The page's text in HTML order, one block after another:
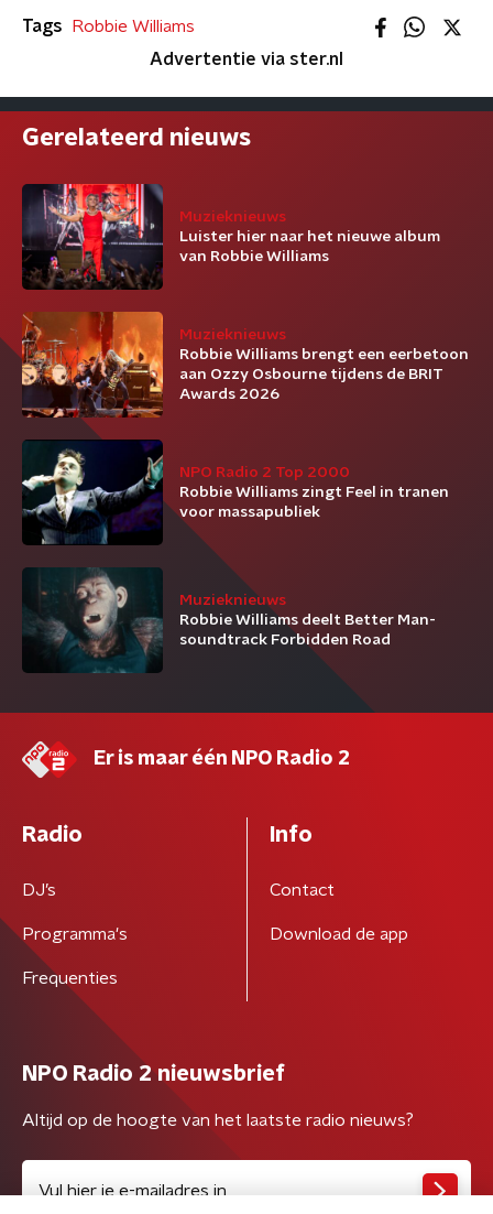
Tags
Robbie Williams
Advertentie via ster.nl
Gerelateerd nieuws
Muzieknieuws
Luister hier naar het nieuwe album
van Robbie Williams
Muzieknieuws
Robbie Williams brengt een eerbetoon
aan Ozzy Osbourne tijdens de BRIT
Awards 2026
NPO Radio 2 Top 2000
Robbie Williams zingt Feel in tranen
voor massapubliek
Muzieknieuws
Robbie Williams deelt Better Man-
soundtrack Forbidden Road
Er is maar één NPO Radio 2
Radio
DJ’s
Programma's
Frequenties
Info
Contact
Download de app
NPO Radio 2 nieuwsbrief
Altijd op de hoogte van het laatste radio nieuws?